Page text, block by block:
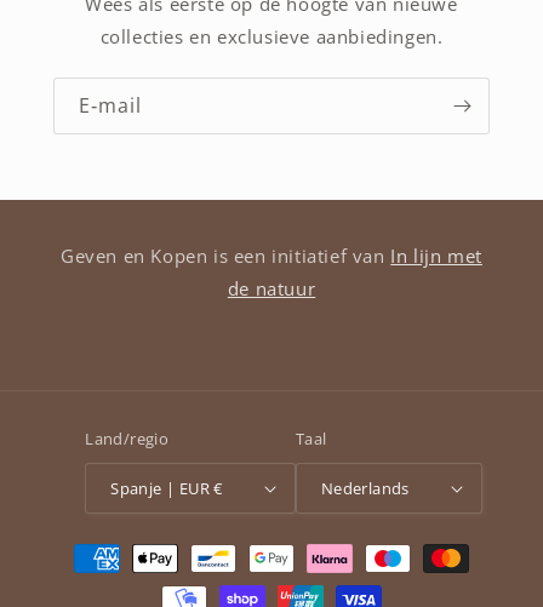
collecties en exclusieve aanbiedingen.
E‑mail
Geven en Kopen is een initiatief van In lijn met
de natuur
Land/regio
Spanje | EUR €
Taal
Nederlands
Betaalmethoden